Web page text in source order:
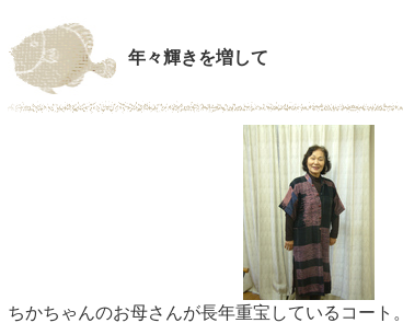
年々輝きを増して
ちかちゃんのお母さんが長年重宝しているコート。